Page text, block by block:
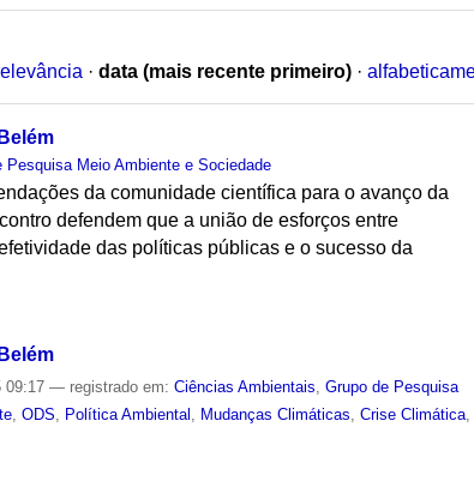
· data (mais recente primeiro) ·
Pesquisa Meio Ambiente e Sociedade
da comunidade científica para o avanço da
defendem que a união de esforços entre
das políticas públicas e o sucesso da
09:17— registrado em:Ciências Ambientais ,Grupo de Pesquisa
,ODS Política Ambiental Mudanças Climáticas ,Crise Climática